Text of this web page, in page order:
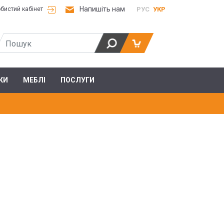
кабінет Напишіть нам РУС УКР
МЕБЛІ ПОСЛУГИ